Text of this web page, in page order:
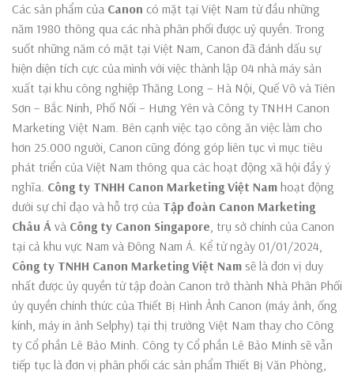
Các sản phẩm của Canon có mặt tại Việt Nam từ đầu những
năm 1980 thông qua các nhà phân phối được uỷ quyền. Trong
suốt những năm có mặt tại Việt Nam, Canon đã đánh dấu sự
hiện diện tích cực của mình với việc thành lập 04 nhà máy sản
xuất tại khu công nghiệp Thăng Long – Hà Nội, Quế Võ và Tiên
Sơn – Bắc Ninh, Phố Nối – Hưng Yên và Công ty TNHH Canon
Marketing Việt Nam. Bên cạnh việc tạo công ăn việc làm cho
hơn 25.000 người, Canon cũng đóng góp liên tục vì mục tiêu
phát triển của Việt Nam thông qua các hoạt động xã hội đầy ý
nghĩa. Công ty TNHH Canon Marketing Việt Nam hoạt động
dưới sự chỉ đạo và hỗ trợ của Tập đoàn Canon Marketing
Châu Á và Công ty Canon Singapore, trụ sở chính của Canon
tại cả khu vực Nam và Đông Nam Á. Kể từ ngày 01/01/2024,
Công ty TNHH Canon Marketing Việt Nam sẽ là đơn vị duy
nhất được ủy quyền từ tập đoàn Canon trở thành Nhà Phân Phối
ủy quyền chính thức của Thiết Bị Hình Ảnh Canon (máy ảnh, ống
kính, máy in ảnh Selphy) tại thị trường Việt Nam thay cho Công
ty Cổ phần Lê Bảo Minh. Công ty Cổ phần Lê Bảo Minh sẽ vẫn
tiếp tục là đơn vị phân phối các sản phẩm Thiết Bị Văn Phòng,